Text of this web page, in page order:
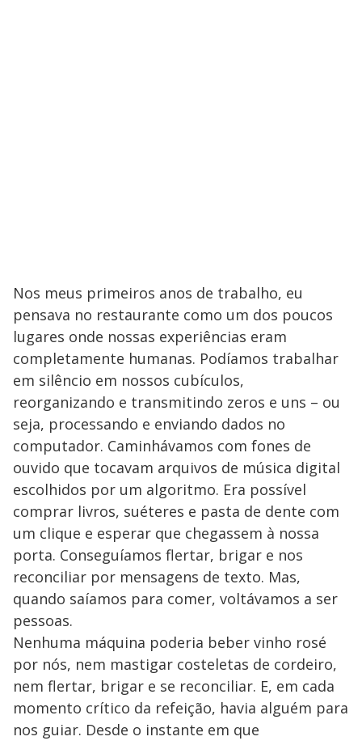
Nos meus primeiros anos de trabalho, eu
pensava no restaurante como um dos poucos
lugares onde nossas experiências eram
completamente humanas. Podíamos trabalhar
em silêncio em nossos cubículos,
reorganizando e transmitindo zeros e uns – ou
seja, processando e enviando dados no
computador. Caminhávamos com fones de
ouvido que tocavam arquivos de música digital
escolhidos por um algoritmo. Era possível
comprar livros, suéteres e pasta de dente com
um clique e esperar que chegassem à nossa
porta. Conseguíamos flertar, brigar e nos
reconciliar por mensagens de texto. Mas,
quando saíamos para comer, voltávamos a ser
pessoas.
Nenhuma máquina poderia beber vinho rosé
por nós, nem mastigar costeletas de cordeiro,
nem flertar, brigar e se reconciliar. E, em cada
momento crítico da refeição, havia alguém para
nos guiar. Desde o instante em que